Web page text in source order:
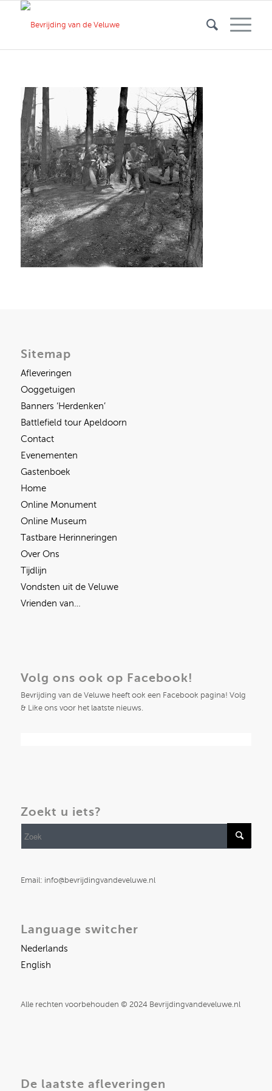
Sitemap
Afleveringen
Ooggetuigen
Banners ‘Herdenken’
Battlefield tour Apeldoorn
Contact
Evenementen
Gastenboek
Home
Online Monument
Online Museum
Tastbare Herinneringen
Over Ons
Tijdlijn
Vondsten uit de Veluwe
Vrienden van…
Volg ons ook op Facebook!
Bevrijding van de Veluwe heeft ook een Facebook pagina! Volg
& Like ons voor het laatste nieuws.
Zoekt u iets?
Email: info@bevrijdingvandeveluwe.nl
Language switcher
Nederlands
English
Alle rechten voorbehouden © 2024 Bevrijdingvandeveluwe.nl
De laatste afleveringen